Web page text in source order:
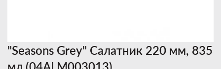
"Seasons Grey" Салатник 220 мм, 835